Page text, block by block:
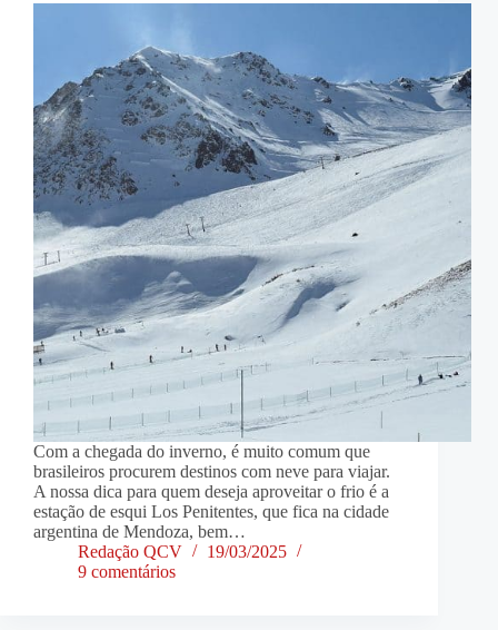
Com a chegada do inverno, é muito comum que
brasileiros procurem destinos com neve para viajar.
A nossa dica para quem deseja aproveitar o frio é a
estação de esqui Los Penitentes, que fica na cidade
argentina de Mendoza, bem…
Redação QCV
19/03/2025
9 comentários